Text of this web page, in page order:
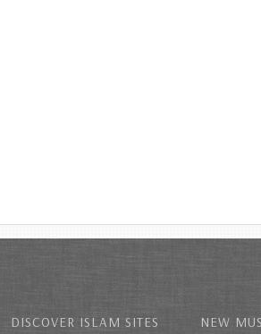
DISCOVER ISLAM SITES NEW